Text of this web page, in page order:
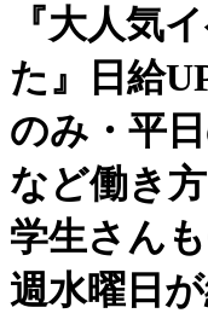
『大人気
た』日給
のみ・平
など働き
学生さん
週水曜日